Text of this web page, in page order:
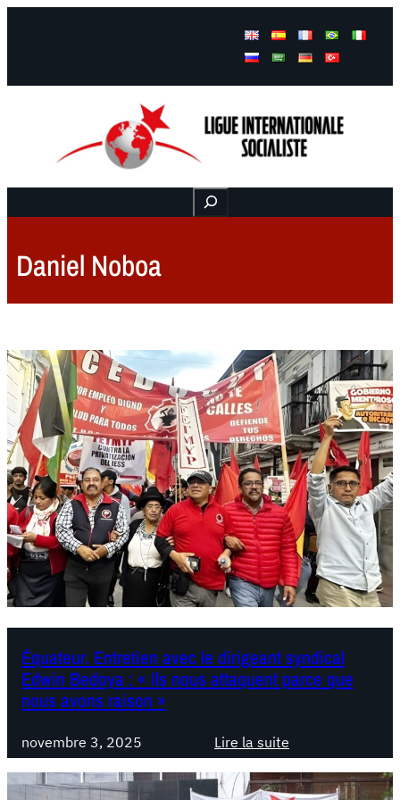
Buscar
Daniel Noboa
Équateur. Entretien avec le dirigeant syndical
Edwin Bedoya : « Ils nous attaquent parce que
nous avons raison »
novembre 3, 2025
Lire la suite
:
É